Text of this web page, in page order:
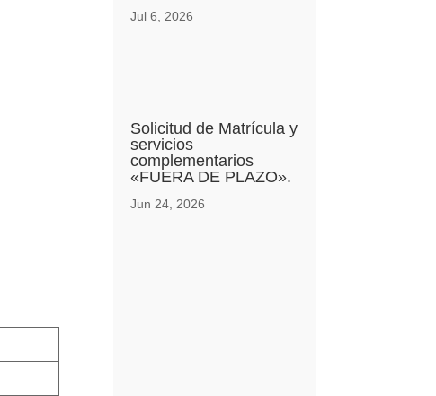
Jul 6, 2026
Solicitud de Matrícula y
servicios
complementarios
«FUERA DE PLAZO».
Jun 24, 2026